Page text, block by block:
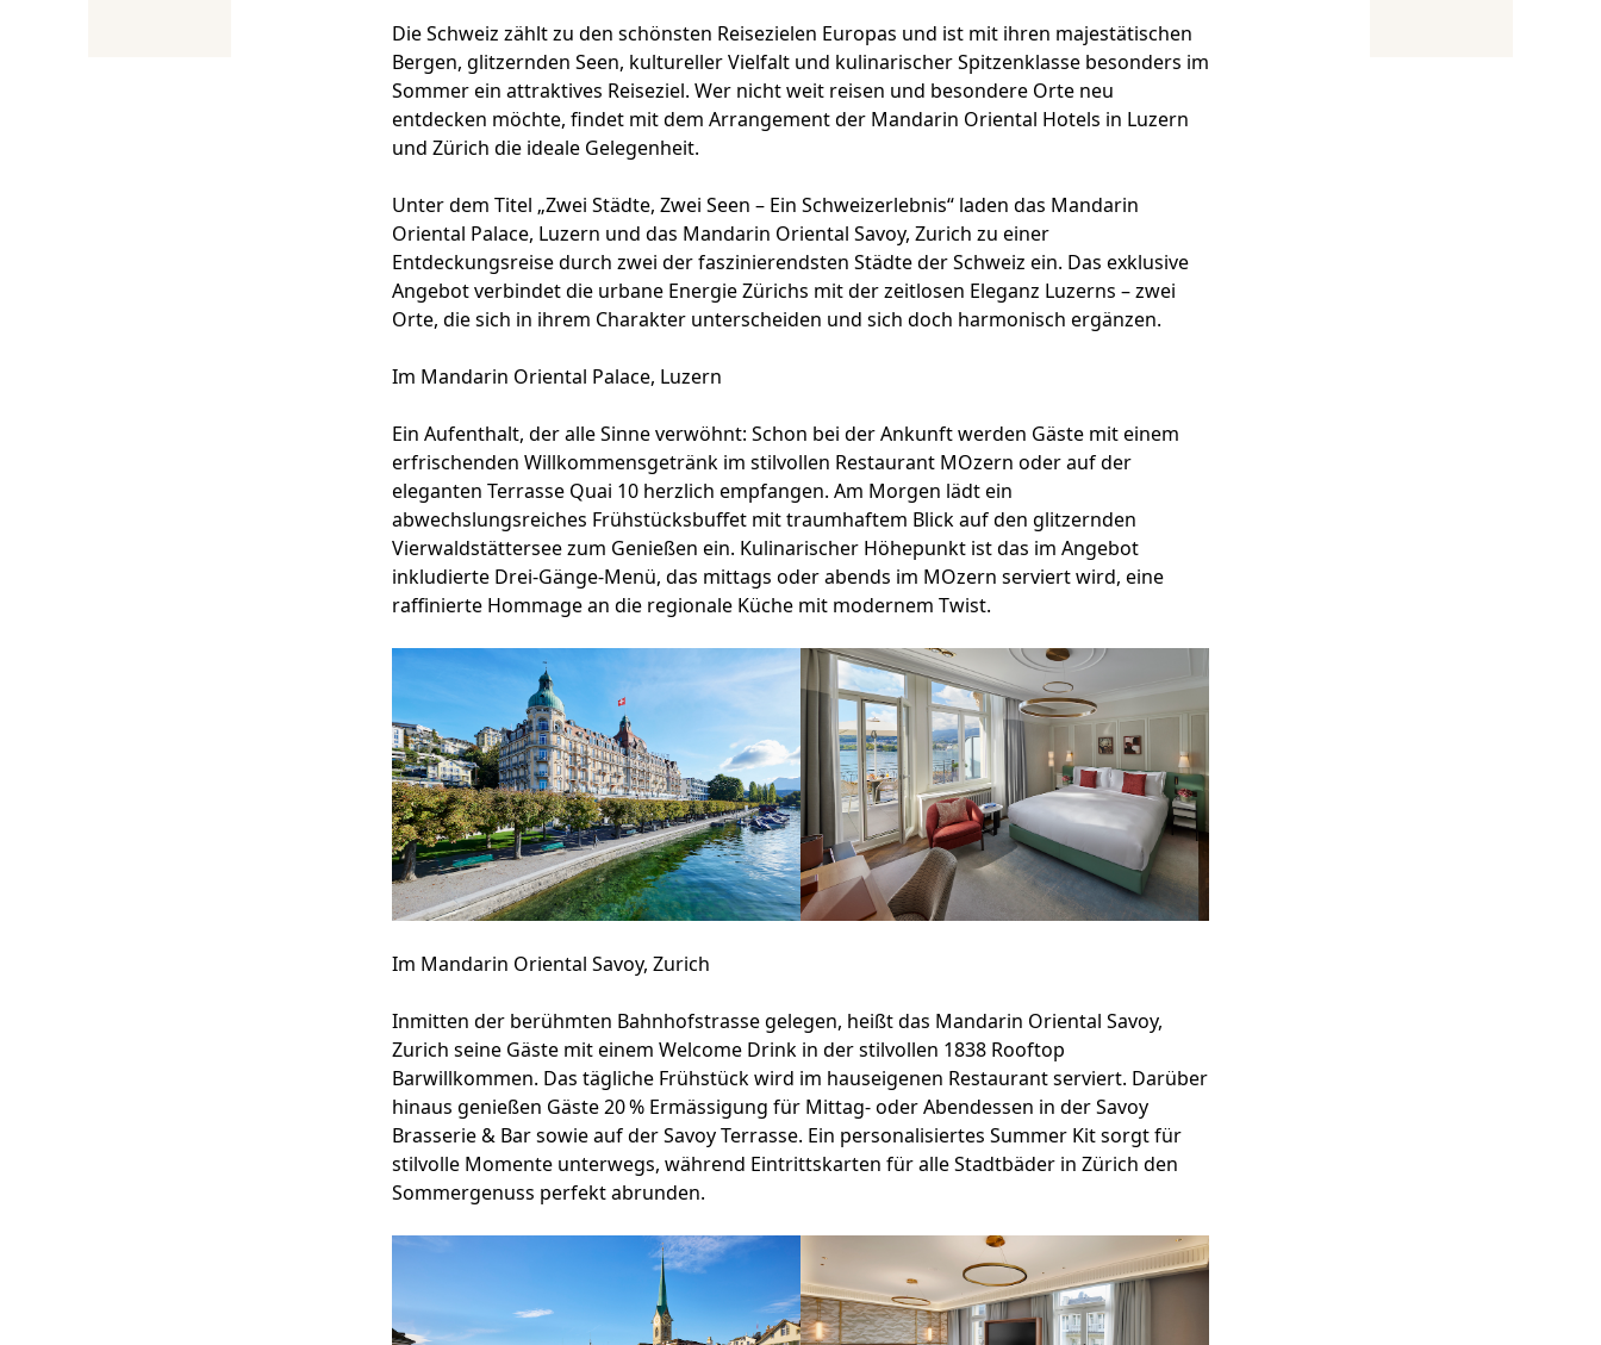
Die Schweiz zählt zu den schönsten Reisezielen Europas und ist mit ihren majestätischen
Bergen, glitzernden Seen, kultureller Vielfalt und kulinarischer Spitzenklasse besonders im
Sommer ein attraktives Reiseziel. Wer nicht weit reisen und besondere Orte neu
entdecken möchte, findet mit dem Arrangement der Mandarin Oriental Hotels in Luzern
und Zürich die ideale Gelegenheit.
Unter dem Titel „Zwei Städte, Zwei Seen – Ein Schweizerlebnis“ laden das Mandarin
Oriental Palace, Luzern und das Mandarin Oriental Savoy, Zurich zu einer
Entdeckungsreise durch zwei der faszinierendsten Städte der Schweiz ein. Das exklusive
Angebot verbindet die urbane Energie Zürichs mit der zeitlosen Eleganz Luzerns – zwei
Orte, die sich in ihrem Charakter unterscheiden und sich doch harmonisch ergänzen.
Im Mandarin Oriental Palace, Luzern
Ein Aufenthalt, der alle Sinne verwöhnt: Schon bei der Ankunft werden Gäste mit einem
erfrischenden Willkommensgetränk im stilvollen Restaurant MOzern oder auf der
eleganten Terrasse Quai 10 herzlich empfangen. Am Morgen lädt ein
abwechslungsreiches Frühstücksbuffet mit traumhaftem Blick auf den glitzernden
Vierwaldstättersee zum Genießen ein. Kulinarischer Höhepunkt ist das im Angebot
inkludierte Drei-Gänge-Menü, das mittags oder abends im MOzern serviert wird, eine
raffinierte Hommage an die regionale Küche mit modernem Twist.
Im Mandarin Oriental Savoy, Zurich
Inmitten der berühmten Bahnhofstrasse gelegen, heißt das Mandarin Oriental Savoy,
Zurich seine Gäste mit einem Welcome Drink in der stilvollen 1838 Rooftop
Barwillkommen. Das tägliche Frühstück wird im hauseigenen Restaurant serviert. Darüber
hinaus genießen Gäste 20 % Ermässigung für Mittag- oder Abendessen in der Savoy
Brasserie & Bar sowie auf der Savoy Terrasse. Ein personalisiertes Summer Kit sorgt für
stilvolle Momente unterwegs, während Eintrittskarten für alle Stadtbäder in Zürich den
Sommergenuss perfekt abrunden.